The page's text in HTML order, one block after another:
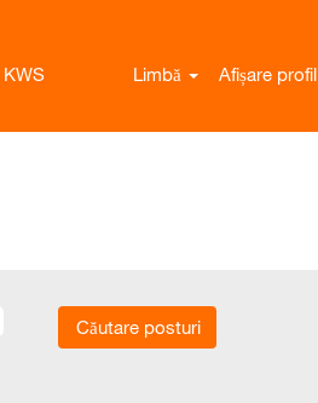
Limbă Afișare profil